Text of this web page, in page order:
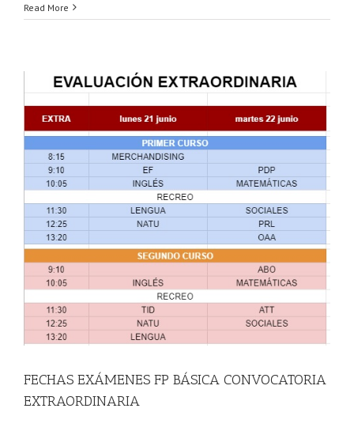
DE
F.P.B
Read More
FECHAS EXÁMENES FP BÁSICA CONVOCATORIA
EXTRAORDINARIA